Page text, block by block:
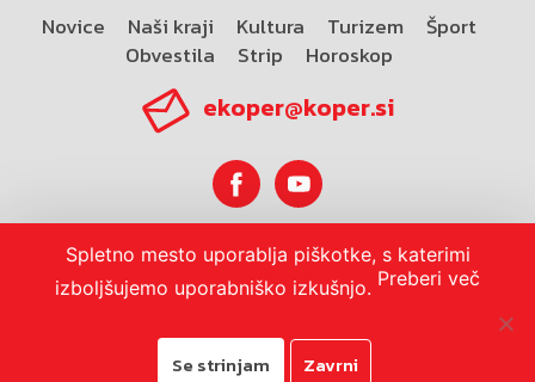
Novice Naši kraji Kultura Turizem
Šport
Obvestila
Strip Horoskop
ekoper@koper.si
Horoskop
Spletno mesto uporablja piškotke, s katerimi
izboljšujemo uporabniško izkušnjo. Preberi več
Se strinjam Zavrni